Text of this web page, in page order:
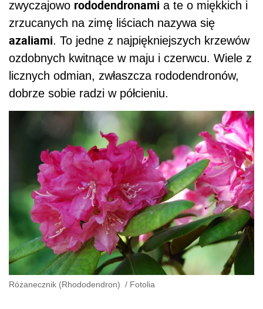
zwyczajowo rododendronami a te o miękkich i
zrzucanych na zimę liściach nazywa się
azaliami. To jedne z najpiękniejszych krzewów
ozdobnych kwitnące w maju i czerwcu. Wiele z
licznych odmian, zwłaszcza rododendronów,
dobrze sobie radzi w półcieniu.
Różanecznik (Rhododendron) / Fotolia